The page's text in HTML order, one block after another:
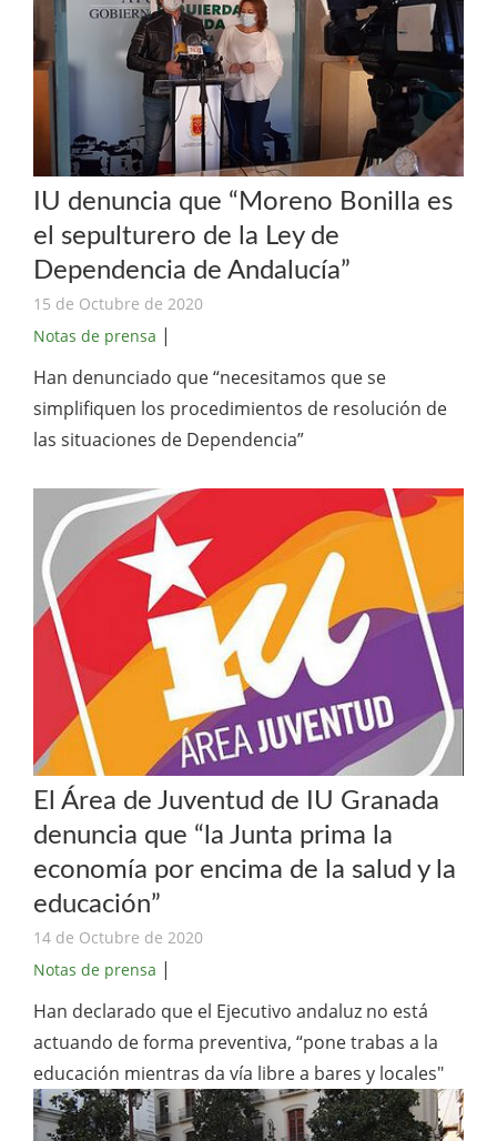
IU denuncia que “Moreno Bonilla es
el sepulturero de la Ley de
Dependencia de Andalucía”
15 de Octubre de 2020
Notas de prensa |
Han denunciado que “necesitamos que se
simplifiquen los procedimientos de resolución de
las situaciones de Dependencia”
El Área de Juventud de IU Granada
denuncia que “la Junta prima la
economía por encima de la salud y la
educación”
14 de Octubre de 2020
Notas de prensa |
Han declarado que el Ejecutivo andaluz no está
actuando de forma preventiva, “pone trabas a la
educación mientras da vía libre a bares y locales"